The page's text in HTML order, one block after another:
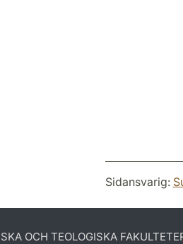
Sidansvarig:
OCH TEOLOGISKA